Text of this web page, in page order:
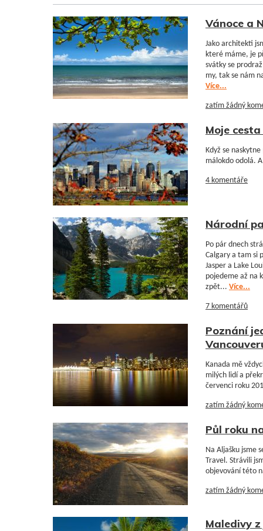
Vánoce a
Jako architekti
které máme, je
svátky se
my, tak se nám
Více...
zatím žádný
Moje
Když se
málokdo odolá.
4 komentáře
Národní
Po pár dnech
Calgary a tam si
Jasper a Lake
pojedeme až na
zpět... Více...
7 komentářů
Poznání
Kanada mě
milých lidí a
červenci roku
zatím žádný
Půl roku
Na Aljašku jsme
Travel. Strávili
objevování této
zatím žádný
Maledivy